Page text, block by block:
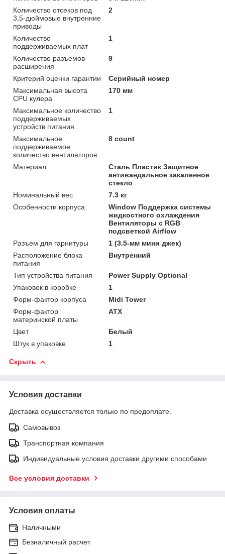
Количество отсеков под
3,5-дюймовые внутренние
приводы
2
Количество
поддерживаемых плат
1
Количество разъемов
расширения
9
Критерий оценки гарантии
Серийный номер
Максимальная высота
CPU кулера
170 мм
Максимальное количество
поддерживаемых
устройств питания
1
Максимальное
поддерживаемое
количество вентиляторов
8 count
Материал
Сталь Пластик Защитное
антивандальное закаленное
стекло
Номинальный вес
7.3 кг
Особенности корпуса
Window Поддержка системы
жидкостного охлаждения
Вентиляторы с RGB
подсветкой Airflow
Разъем для гарнитуры
1 (3.5-мм мини джек)
Расположение блока
питания
Внутренний
Тип устройства питания
Power Supply Optional
Упаковок в коробке
1
Форм-фактор корпуса
Midi Tower
Форм-фактор
материнской платы
ATX
Цвет
Белый
Штук в упаковке
1
Скрыть
Условия доставки
Доставка осуществляется только по предоплате.
Самовывоз
Транспортная компания
Индивидуальные условия доставки другими способами
Все условия доставки
Условия оплаты
Наличными
Безналичный расчет